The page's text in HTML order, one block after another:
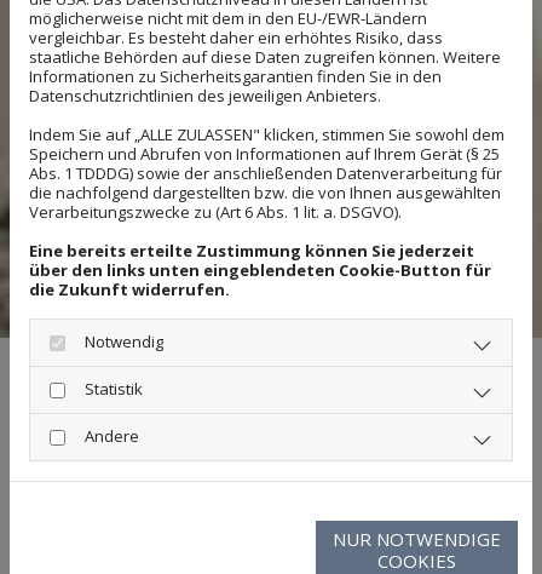
Mehrschichtholz
3-Schicht-Holzfussboden
Holzfußboden
Ökologische Produkte
Vinyl-Design-Bodenbelag
Korkboden
Laminat
Leisten in Holz, MDF, Kunststoff
Terrassendielen
OSB- und Spanplatten
Fermacellplatten
Linoleum
PVC-Belag
Kautschuk
Treppenbeläge
(0511) - 604 65 87
Fußböden aus Holz sind nicht nur langlebig und strapazierfähig.
Sie sind außerdem zeitlos modern, pflegeleicht und fußwarm.
Das sind viele Eigenschaften die unsere Kunden schätzen.
Teppichboden weist hingegen optimale Eigenschaften in der
Schall- und Wärmedämmung auf. PVC-Beläge eröffnen
unendliche Gestaltungsmöglichkeiten zu günstigen Preisen.
kümmern uns um die Beratung, Planung und Umsetzung der
möglicherweise nicht mit dem in den EU-/EWR-Ländern
vergleichbar. Es besteht daher ein erhöhtes Risiko, dass
staatliche Behörden auf diese Daten zugreifen können. Weitere
Informationen zu Sicherheitsgarantien finden Sie in den
Datenschutzrichtlinien des jeweiligen Anbieters.
Indem Sie auf „ALLE ZULASSEN" klicken, stimmen Sie sowohl dem
Speichern und Abrufen von Informationen auf Ihrem Gerät (§ 25
Abs. 1 TDDDG) sowie der anschließenden Datenverarbeitung für
die nachfolgend dargestellten bzw. die von Ihnen ausgewählten
Verarbeitungszwecke zu (Art 6 Abs. 1 lit. a. DSGVO).
Eine bereits erteilte Zustimmung können Sie jederzeit
über den links unten eingeblendeten Cookie-Button für
die Zukunft widerrufen.
Notwendig
Statistik
Andere
NUR NOTWENDIGE
COOKIES